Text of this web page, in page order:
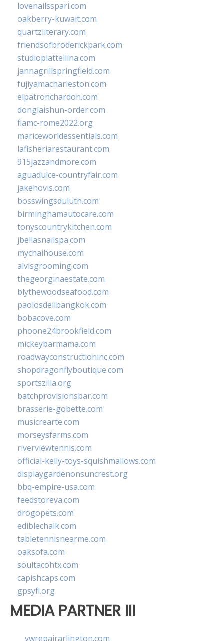
lovenailsspari.com
oakberry-kuwait.com
quartzliterary.com
friendsofbroderickpark.com
studiopiattellina.com
jannagrillspringfield.com
fujiyamacharleston.com
elpatronchardon.com
donglaishun-order.com
fiamc-rome2022.org
mariceworldessentials.com
lafisheriarestaurant.com
915jazzandmore.com
aguadulce-countryfair.com
jakehovis.com
bosswingsduluth.com
birminghamautocare.com
tonyscountrykitchen.com
jbellasnailspa.com
mychaihouse.com
alvisgrooming.com
thegeorginaestate.com
blythewoodseafood.com
paolosdelibangkok.com
bobacove.com
phoone24brookfield.com
mickeybarmama.com
roadwayconstructioninc.com
shopdragonflyboutique.com
sportszilla.org
batchprovisionsbar.com
brasserie-gobette.com
musicrearte.com
morseysfarms.com
riverviewtennis.com
official-kelly-toys-squishmallows.com
displaygardenonsuncrest.org
bbq-empire-usa.com
feedstoreva.com
drogopets.com
ediblechalk.com
tabletennisnearme.com
oaksofa.com
soultacohtx.com
capishcaps.com
gpsyfl.org
MEDIA PARTNER III
vwrepairarlington.com